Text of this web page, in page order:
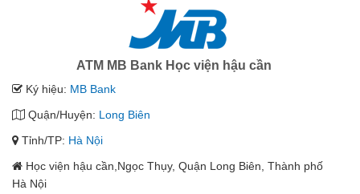
ATM MB Bank Học viện hậu cần
Ký hiệu: MB Bank
Quận/Huyện: Long Biên
Tỉnh/TP: Hà Nội
Học viện hậu cần,Ngọc Thụy, Quận Long Biên, Thành phố
Hà Nội